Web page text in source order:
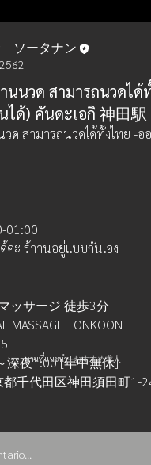
ソータナン
นวด สามารถนวดได้
ได้) คันดะเอกิ 神田駅
สามารถนวดได้ทั้งไทย -อ
01:00
ค่ะ ร้าานอยู่แบบกันเอง
ッサージ 徒歩3分
MASSAGE TONKOON
深夜1:00 [年中無休]
千代田区神田須田町1-
งานที่แนะนำ | おすすめ求人